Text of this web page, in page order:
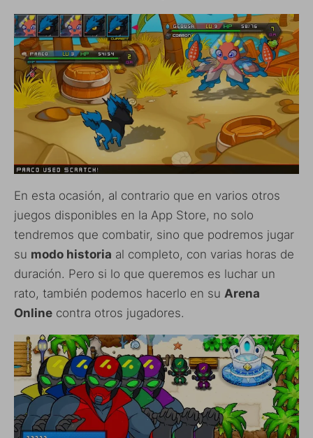
En esta ocasión, al contrario que en varios otros
juegos disponibles en la App Store, no solo
tendremos que combatir, sino que podremos jugar
su modo historia al completo, con varias horas de
duración. Pero si lo que queremos es luchar un
rato, también podemos hacerlo en su Arena
Online contra otros jugadores.